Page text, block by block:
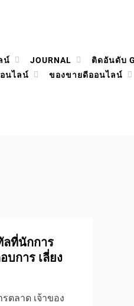
น์ JOURNAL
ติดอันดับ
อนไลน์ ของขายดีออนไลน์
ที่นักการ
บการ เลี่ยง
ตลาด เจ้าของ